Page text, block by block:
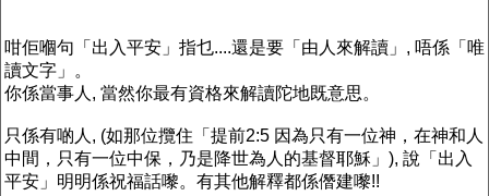
咁佢嗰句「出入平安」指乜....還是要「由人來解讀」, 唔係「唯
讀文字」。
你係當事人, 當然你最有資格來解讀陀地既意思。
只係有啲人, (如那位攬住「提前2:5 因為只有一位神，在神和人
中間，只有一位中保，乃是降世為人的基督耶穌」), 說「出入
平安」明明係祝福話嚟。有其他解釋都係僭建嚟!!